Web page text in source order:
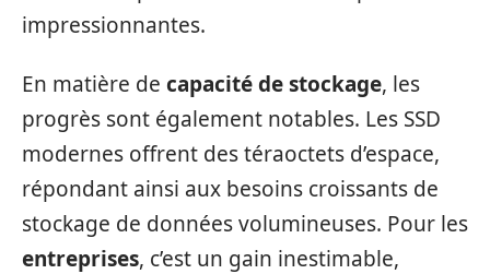
impressionnantes.
En matière de capacité de stockage, les
progrès sont également notables. Les SSD
modernes offrent des téraoctets d’espace,
répondant ainsi aux besoins croissants de
stockage de données volumineuses. Pour les
entreprises, c’est un gain inestimable,